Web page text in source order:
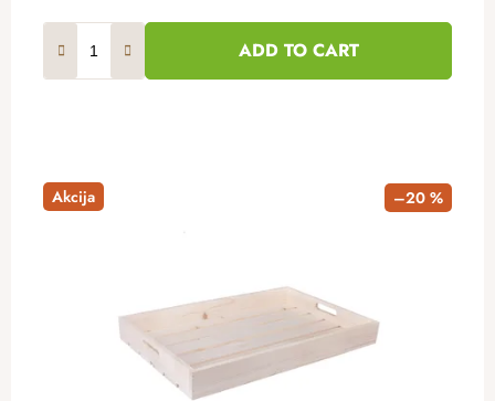
ADD TO CART
Akcija –20 %